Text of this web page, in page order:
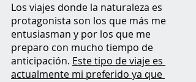
Los viajes donde la naturaleza es
protagonista son los que más me
entusiasman y por los que me
preparo con mucho tiempo de
anticipación. Este tipo de viaje es
actualmente mi preferido ya que